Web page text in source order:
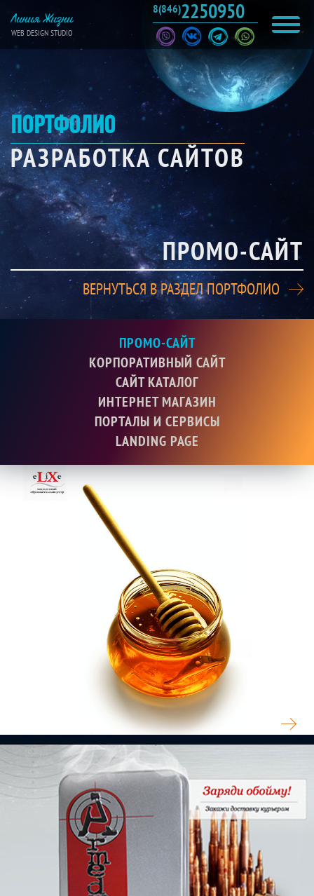
Линия Жизни
WEB DESIGN STUDIO
8(846)2250950
ПОРТФОЛИО
РАЗРАБОТКА САЙТОВ
ПРОМО-САЙТ
КОРПОРАТИВНЫЙ САЙТ
САЙТ КАТАЛОГ
ИНТЕРНЕТ МАГАЗИН
ПОРТАЛЫ И СЕРВИСЫ
LANDING PAGE
ПРОМО-САЙТ
ВЕРНУТЬСЯ В РАЗДЕЛ ПОРТФОЛИО